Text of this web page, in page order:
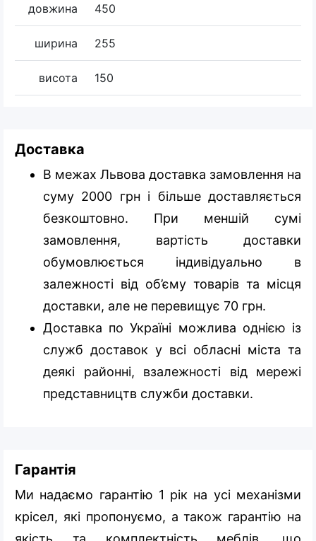
довжина 450
ширина 255
висота 150
Доставка
В межах Львова доставка замовлення на
суму 2000 грн і більше доставляється
безкоштовно. При меншій сумі
замовлення, вартість доставки
обумовлюється індивідуально в
залежності від об’єму товарів та місця
доставки, але не перевищує 70 грн.
Доставка по Україні можлива однією із
служб доставок у всі обласні міста та
деякі районні, взалежності від мережі
представництв служби доставки.
Гарантія
Ми надаємо гарантію 1 рік на усі механізми
крісел, які пропонуємо, а також гарантію на